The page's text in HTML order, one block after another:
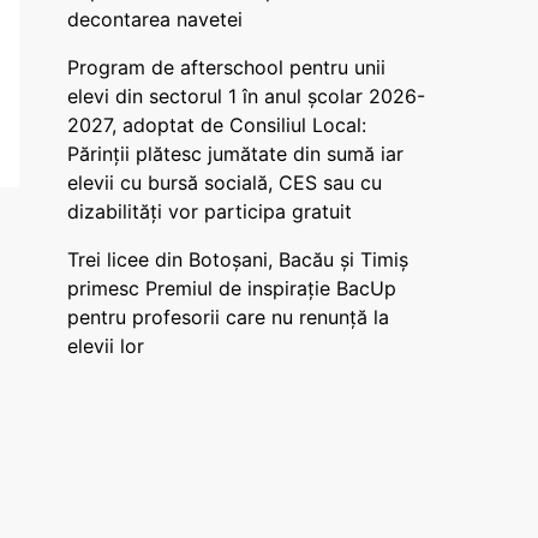
decontarea navetei
Program de afterschool pentru unii
elevi din sectorul 1 în anul școlar 2026-
2027, adoptat de Consiliul Local:
Părinții plătesc jumătate din sumă iar
elevii cu bursă socială, CES sau cu
dizabilităţi vor participa gratuit
Trei licee din Botoșani, Bacău și Timiș
primesc Premiul de inspirație BacUp
pentru profesorii care nu renunță la
elevii lor